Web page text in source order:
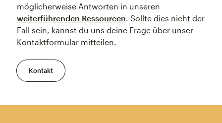
möglicherweise Antworten in unseren
weiterführenden Ressourcen. Sollte dies nicht der
Fall sein, kannst du uns deine Frage über unser
Kontaktformular mitteilen.
Kontakt